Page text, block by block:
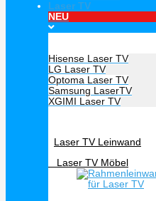
Laser TV
NEU
Hisense Laser TV
LG Laser TV
Optoma Laser TV
Samsung LaserTV
XGIMI Laser TV
Laser TV Leinwand
Laser TV Möbel